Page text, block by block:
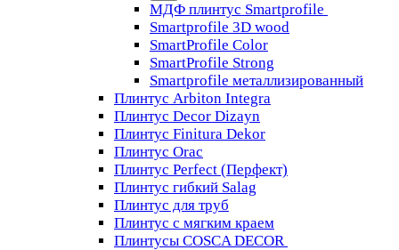
МДФ плинтус Smartprofile
Smartprofile 3D wood
SmartProfile Color
SmartProfile Strong
Smartprofile металлизированный
Плинтус Arbiton Integra
Плинтус Decor Dizayn
Плинтус Finitura Dekor
Плинтус Orac
Плинтус Perfect (Перфект)
Плинтус гибкий Salag
Плинтус для труб
Плинтус с мягким краем
Плинтусы COSCA DECOR